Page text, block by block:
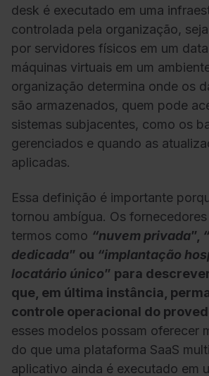
desk é executado em uma
controlada pela organização,
por servidores físicos em um
máquinas virtuais em um
organização determina onde os
são armazenados, quem pode
sistemas subjacentes, como os
gerenciados e quando as
aplicadas.
Essa definição é importante
tornou ambígua. Os
termos como “nuvem privada”,
dedicada” ou “implantação
locatário único” para
que, em última instância,
controle operacional do
esses modelos possam oferecer
do que uma plataforma SaaS
aplicativo ainda é executado em